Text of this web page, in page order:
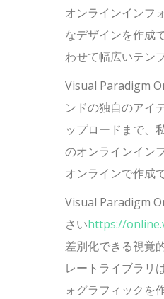
オンラインインフ
なデザインを作成
わせて幅広いテン
Visual Paradigm
ンドの独自のアイ
ップロードまで、
のオンラインイン
オンラインで作成
Visual Paradigm
さいhttps://
差別化できる視覚
レートライブラリ
ォグラフィックを